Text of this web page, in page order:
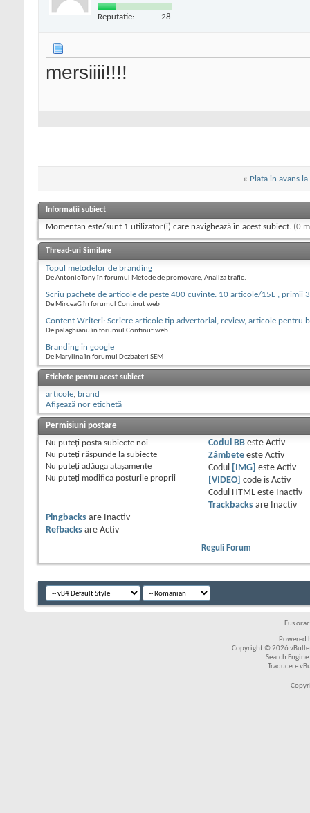
Reputatie: 28
mersiiii!!!!
« Plata in avans la
Informații subiect
Momentan este/sunt 1 utilizator(i) care navighează în acest subiect. (0
Thread-uri Similare
Topul metodelor de branding
De AntonioTony în forumul Metode de promovare, Analiza trafic.
Scriu pachete de articole de peste 400 cuvinte. 10 articole/15E , primii
De MirceaG în forumul Continut web
Content Writeri: Scriere articole tip advertorial, review, articole pentru
De palaghianu în forumul Continut web
Branding in google
De Marylina în forumul Dezbateri SEM
Etichete pentru acest subiect
articole, brand
Afișează nor etichetă
Permisiuni postare
Nu puteţi posta subiecte noi.
Nu puteţi răspunde la subiecte
Nu puteţi adăuga ataşamente
Nu puteţi modifica posturile proprii
Codul BBeste Activ
Zâmbeteeste Activ
Codul
[IMG] este Activ
[VIDEO]
code is Activ
Codul HTML este
Inactiv
Trackbacksare
Inactiv
Pingbacks are
Inactiv
Refbacks are Activ
Reguli Forum
Fus
Powered
Copyright © 2026
Search
Traducere